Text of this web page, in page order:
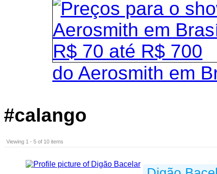
do Aerosmith em
#calango
Viewing 1 - 5 of 10 items